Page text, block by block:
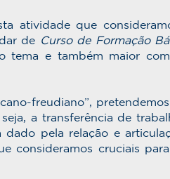
atividade que
de Curso de Formação
tema e também maior
freudiano”,
a transferência de
pela relação e
consideramos cruciais